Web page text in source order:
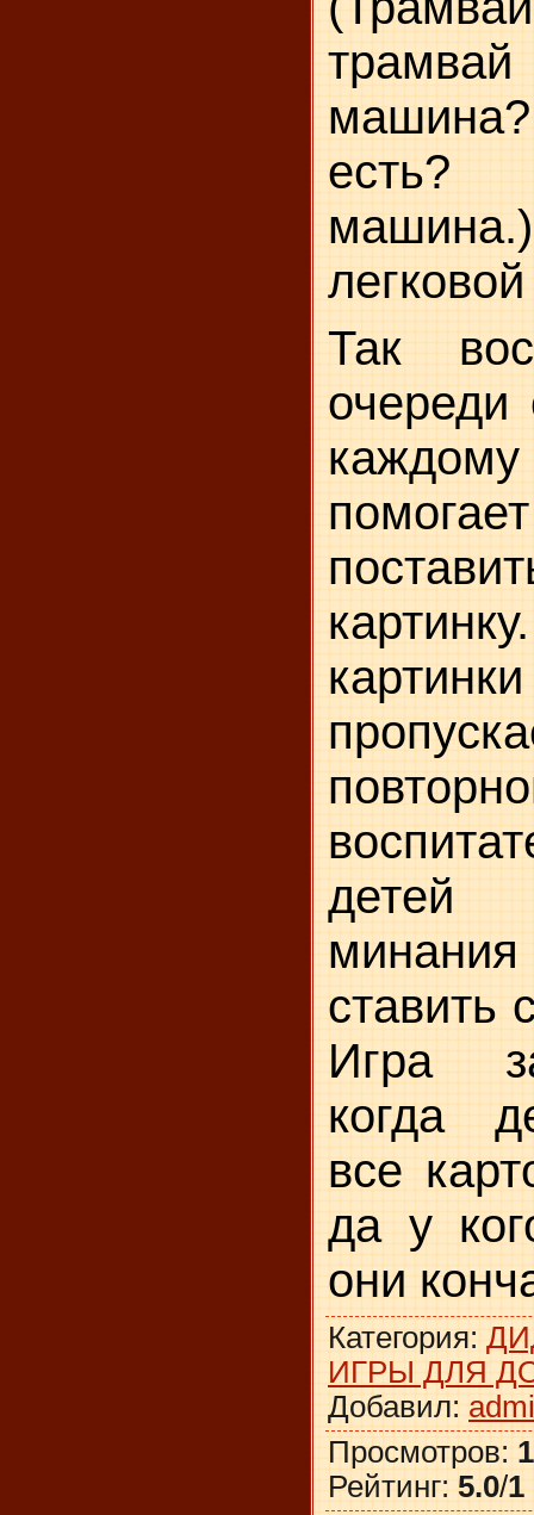
трамвай
есть?
Так
очереди
ставить
Игра
когда
все
да у
они
Категория:
ИГРЫ ДЛЯ
Добавил:
Просмотров:
Рейтинг: 5.0/1